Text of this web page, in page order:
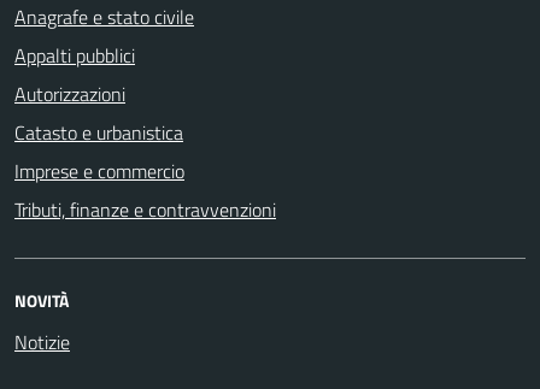
Anagrafe e stato civile
Appalti pubblici
Autorizzazioni
Catasto e urbanistica
Imprese e commercio
Tributi, finanze e contravvenzioni
NOVITÀ
Notizie